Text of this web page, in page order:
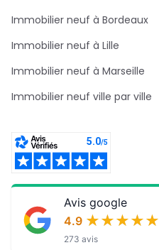
Immobilier neuf à Bordeaux
Immobilier neuf à Lille
Immobilier neuf à Marseille
Immobilier neuf ville par ville
Avis google
4.9 ★★★★★
★★★★★
273 avis